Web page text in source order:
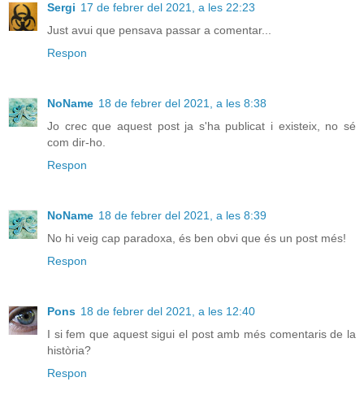
Sergi 17 de febrer del 2021, a les 22:23
Just avui que pensava passar a comentar...
Respon
NoName 18 de febrer del 2021, a les 8:38
Jo crec que aquest post ja s'ha publicat i existeix, no sé
com dir-ho.
Respon
NoName 18 de febrer del 2021, a les 8:39
No hi veig cap paradoxa, és ben obvi que és un post més!
Respon
Pons 18 de febrer del 2021, a les 12:40
I si fem que aquest sigui el post amb més comentaris de la
història?
Respon